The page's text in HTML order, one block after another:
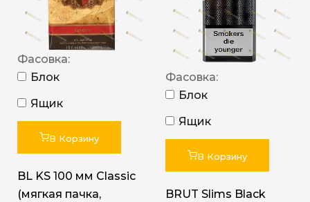
Фасовка:
Блок
Ящик
В Корзину
BL KS 100 мм Classic
(мягкая пачка,
Фасовка:
Блок
Ящик
В Корзину
BRUT Slims Black